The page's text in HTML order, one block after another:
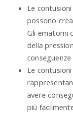
Le
possono
Gli ematomi
della
Le
avere
più